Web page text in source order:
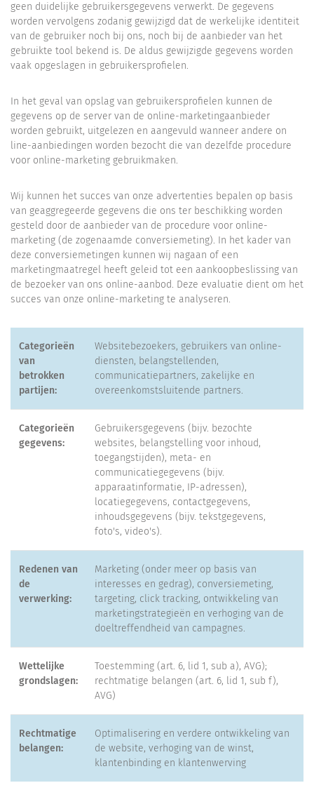
geen duidelijke gebruikersgegevens verwerkt. De gegevens
worden vervolgens zodanig gewijzigd dat de werkelijke identiteit
van de gebruiker noch bij ons, noch bij de aanbieder van het
gebruikte tool bekend is. De aldus gewijzigde gegevens worden
vaak opgeslagen in gebruikersprofielen.
In het geval van opslag van gebruikersprofielen kunnen de
gegevens op de server van de online-marketingaanbieder
worden gebruikt, uitgelezen en aangevuld wanneer andere on
line-aanbiedingen worden bezocht die van dezelfde procedure
voor online-marketing gebruikmaken.
Wij kunnen het succes van onze advertenties bepalen op basis
van geaggregeerde gegevens die ons ter beschikking worden
gesteld door de aanbieder van de procedure voor online-
marketing (de zogenaamde conversiemeting). In het kader van
deze conversiemetingen kunnen wij nagaan of een
marketingmaatregel heeft geleid tot een aankoopbeslissing van
de bezoeker van ons online-aanbod. Deze evaluatie dient om het
succes van onze online-marketing te analyseren.
Categorieën
van
betrokken
partijen:
Websitebezoekers, gebruikers van online-
diensten, belangstellenden,
communicatiepartners, zakelijke en
overeenkomstsluitende partners.
Categorieën
gegevens:
Gebruikersgegevens (bijv. bezochte
websites, belangstelling voor inhoud,
toegangstijden), meta- en
communicatiegegevens (bijv.
apparaatinformatie, IP-adressen),
locatiegegevens, contactgegevens,
inhoudsgegevens (bijv. tekstgegevens,
foto's, video's).
Redenen van
de
verwerking:
Marketing (onder meer op basis van
interesses en gedrag), conversiemeting,
targeting, click tracking, ontwikkeling van
marketingstrategieën en verhoging van de
doeltreffendheid van campagnes.
Wettelijke
grondslagen:
Toestemming (art. 6, lid 1, sub a), AVG);
rechtmatige belangen (art. 6, lid 1, sub f),
AVG)
Rechtmatige
belangen:
Optimalisering en verdere ontwikkeling van
de website, verhoging van de winst,
klantenbinding en klantenwerving